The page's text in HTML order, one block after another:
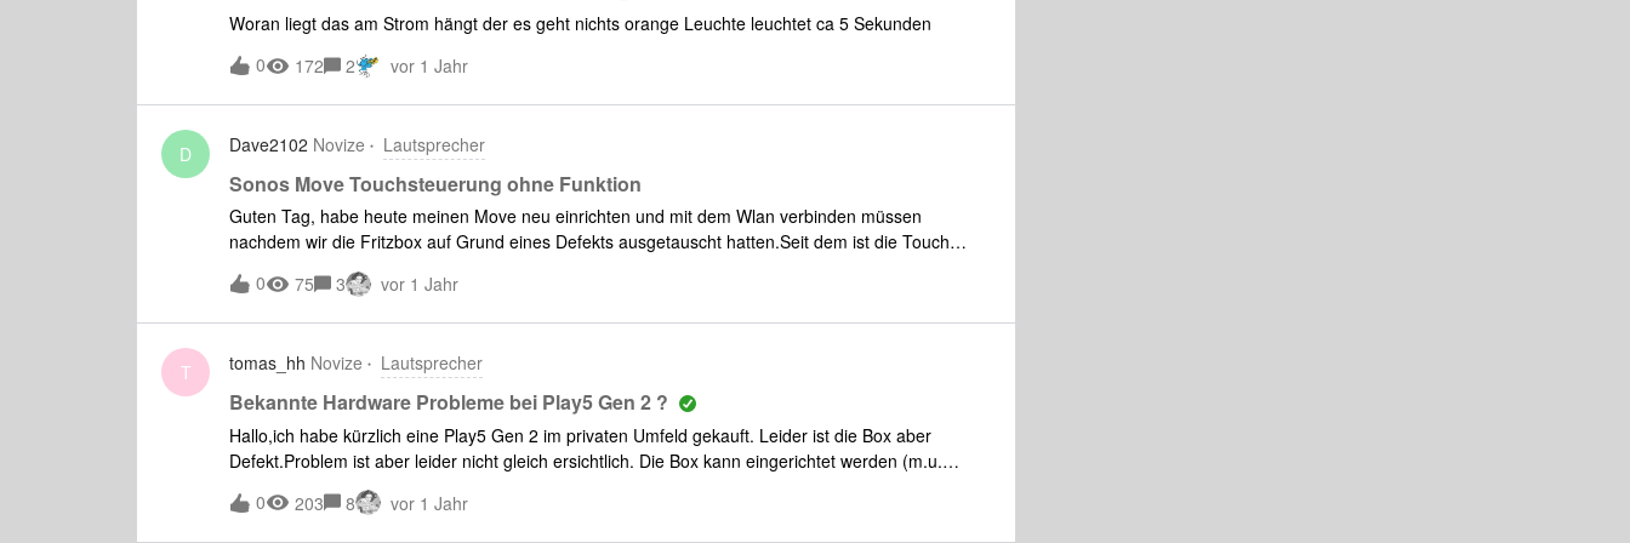
Woran liegt das am Strom hängt der es geht nichts orange Leuchte leuchtet ca 5 Sekunden
0
172 2 vor 1 Jahr
D Dave2102 Novize Lautsprecher
Sonos Move Touchsteuerung ohne Funktion
Guten Tag, habe heute meinen Move neu einrichten und mit dem Wlan verbinden müssen
nachdem wir die Fritzbox auf Grund eines Defekts ausgetauscht hatten.Seit dem ist die Touch
Steuerung des Move ohne Funktion, habe in der App diese auch schon mehrfach ein und
ausgeschaltet. Updates sind keine verfügbar.Bitte um Hilfe
0 75 3 vor 1 Jahr
T tomas_hh Novize Lautsprecher
Bekannte Hardware Probleme bei Play5 Gen 2 ?
Hallo,ich habe kürzlich eine Play5 Gen 2 im privaten Umfeld gekauft. Leider ist die Box aber
Defekt.Problem ist aber leider nicht gleich ersichtlich. Die Box kann eingerichtet werden (m.u.
mehrfach nötig) und funktioniert dann 5-30 Minuten einwandfrei. Danach geht der Sound weg und
die Box ist per IP nicht mehr erreichbar. Nach 2-3 Minuten kommt das Netzwerk wieder hoch.Das
Netzwerk im Haus ist einwandrei andere Boxen funktionieren. Das problem tritt mit der Box bei
0 203 8 vor 1 Jahr